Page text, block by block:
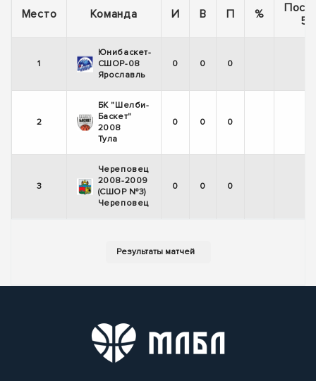
Место Команда И В П %
5
1
Юнибаскет-
СШОР-08
Ярославль
0 0 0
2
БК "Шелби-
Баскет"
2008
Тула
0 0 0
3
Череповец
2008-2009
(СШОР №3)
Череповец
0 0 0